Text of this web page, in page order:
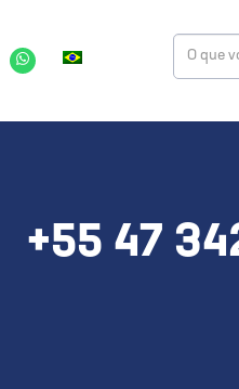
+55 47